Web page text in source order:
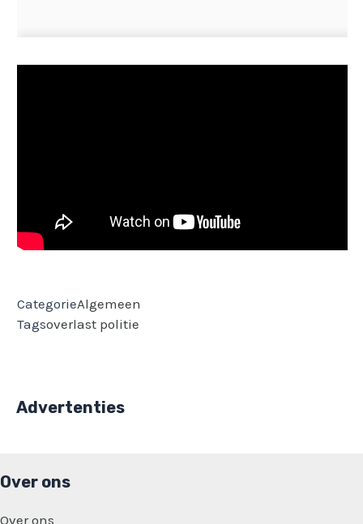
CategorieAlgemeen
Tagsoverlast politie
Advertenties
Over ons
Over ons